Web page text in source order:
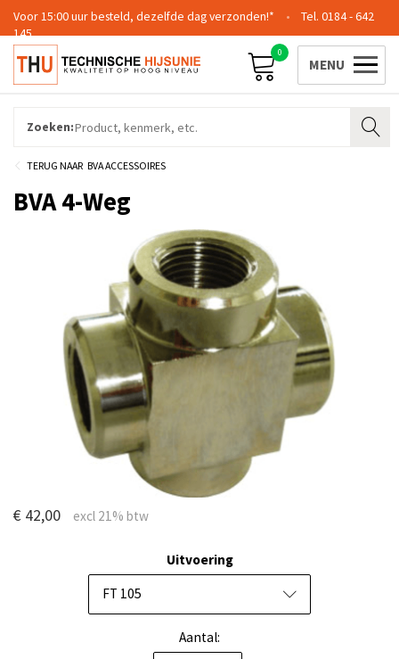
Voor 15:00 uur besteld, dezelfde dag verzonden!*
0184 - 642
145
0
Zoeken:
BVA ACCESSOIRES
BVA 4-Weg
€ 42,00
Uitvoering
FT 105
Aantal: